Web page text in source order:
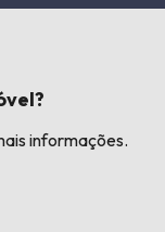
informações.